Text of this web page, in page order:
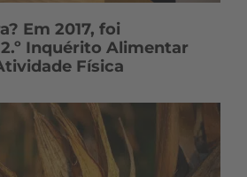
Em 2017, foi
Inquérito Alimentar
Física